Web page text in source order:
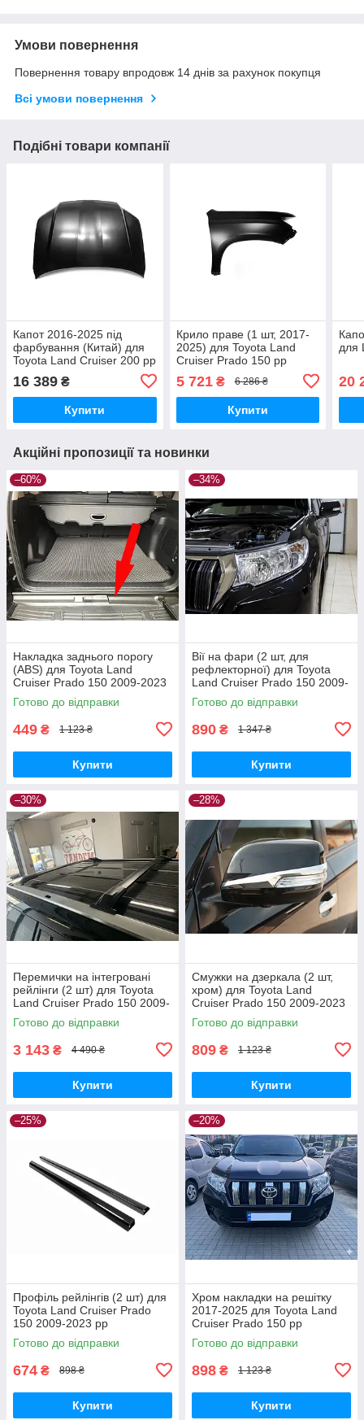
Умови повернення
Повернення товару впродовж 14 днів за рахунок покупця
Всі умови повернення
Подібні товари компанії
Капот 2016-2025 під
фарбування (Китай) для
Toyota Land Cruiser 200 рр
16 389 ₴
Купити
Крило праве (1 шт, 2017-
2025) для Toyota Land
Cruiser Prado 150 рр
5 721₴ 6 286 ₴
Купити
для
20
Акційні пропозиції та новинки
–60%
Накладка заднього порогу
(ABS) для Toyota Land
Cruiser Prado 150 2009-2023
рр
Готово до відправки
449 ₴ 1 123 ₴
Купити
–34%
Вії на фари (2 шт, для
рефлекторної) для Toyota
Land Cruiser Prado 150 2009-
2023 рр
Готово до відправки
890 ₴ 1 347 ₴
Купити
–30%
Перемички на інтегровані
рейлінги (2 шт) для Toyota
Land Cruiser Prado 150 2009-
2023 рр
Готово до відправки
3 143 ₴ 4 490 ₴
Купити
–28%
Смужки на дзеркала (2 шт,
хром) для Toyota Land
Cruiser Prado 150 2009-2023
рр
Готово до відправки
809 ₴ 1 123 ₴
Купити
–25%
Профіль рейлінгів (2 шт) для
Toyota Land Cruiser Prado
150 2009-2023 рр
Готово до відправки
674 ₴ 898 ₴
Купити
–20%
Хром накладки на решітку
2017-2025 для Toyota Land
Cruiser Prado 150 рр
Готово до відправки
898 ₴ 1 123 ₴
Купити